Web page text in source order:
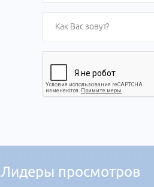
Лидеры просмотров